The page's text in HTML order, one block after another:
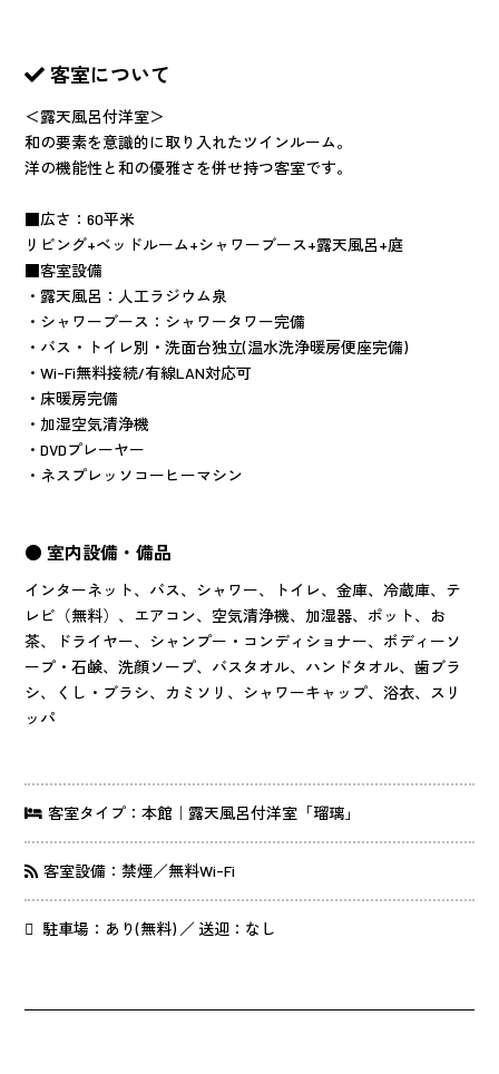
客室について
＜露天風呂付洋室＞
和の要素を意識的に取り入れたツインルーム。
洋の機能性と和の優雅さを併せ持つ客室です。
■広さ：60平米
リビング+ベッドルーム+シャワーブース+露天風呂+庭
■客室設備
・露天風呂：人工ラジウム泉
・シャワーブース：シャワータワー完備
・バス・トイレ別・洗面台独立(温水洗浄暖房便座完備)
・Wi-Fi無料接続/有線LAN対応可
・床暖房完備
・加湿空気清浄機
・DVDプレーヤー
・ネスプレッソコーヒーマシン
● 室内設備・備品
インターネット、バス、シャワー、トイレ、金庫、冷蔵庫、テ
レビ（無料）、エアコン、空気清浄機、加湿器、ポット、お
茶、ドライヤー、シャンプー・コンディショナー、ボディーソ
ープ・石鹸、洗顔ソープ、バスタオル、ハンドタオル、歯ブラ
シ、くし・ブラシ、カミソリ、シャワーキャップ、浴衣、スリ
ッパ
客室タイプ：本館｜露天風呂付洋室「瑠璃」
客室設備：禁煙／無料Wi-Fi
駐車場：あり(無料) ／ 送迎：なし